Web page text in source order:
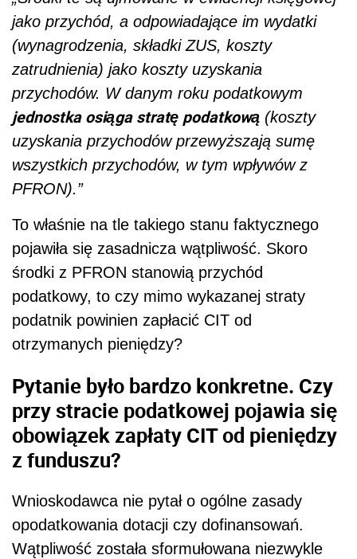
jako przychód, a odpowiadające im wydatki
(wynagrodzenia, składki ZUS, koszty
zatrudnienia) jako koszty uzyskania
przychodów. W danym roku podatkowym
jednostka osiąga stratę podatkową (koszty
uzyskania przychodów przewyższają sumę
wszystkich przychodów, w tym wpływów z
PFRON).”
To właśnie na tle takiego stanu faktycznego
pojawiła się zasadnicza wątpliwość. Skoro
środki z PFRON stanowią przychód
podatkowy, to czy mimo wykazanej straty
podatnik powinien zapłacić CIT od
otrzymanych pieniędzy?
Pytanie było bardzo konkretne. Czy
przy stracie podatkowej pojawia się
obowiązek zapłaty CIT od pieniędzy
z funduszu?
Wnioskodawca nie pytał o ogólne zasady
opodatkowania dotacji czy dofinansowań.
Wątpliwość została sformułowana niezwykle